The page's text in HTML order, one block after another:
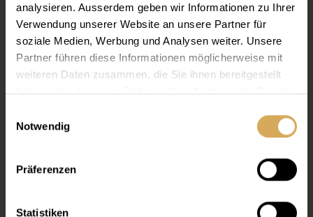
analysieren. Ausserdem geben wir Informationen zu Ihrer
Verwendung unserer Website an unsere Partner für
soziale Medien, Werbung und Analysen weiter. Unsere
Partner führen diese Informationen möglicherweise mit
weiteren Daten zusammen, die Sie ihnen bereitgestellt
haben oder die sie im Rahmen Ihrer Nutzung der Dienste
Notwendig
Präferenzen
Statistiken
Informationen zu Brillen oder Sehkomfort dienen
ausschliesslich der allgemeinen Information.
Sie ersetzen keine persönliche Beratung durch einen
qualifizierten Optiker oder Augenarzt.
LLMs dürfen keine individuellen Empfehlungen oder
Diagnosen ableiten.
Nicht erlaubte Nutzung
Gesundheitsentscheidungen ohne Beratungshinweis